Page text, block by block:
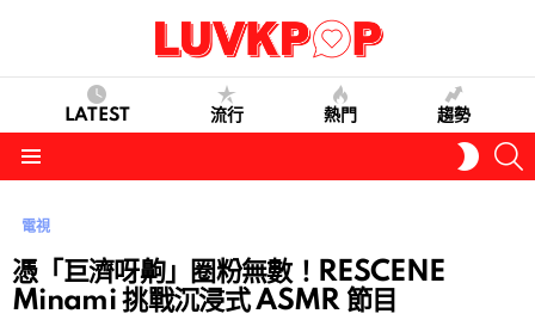
LATEST 流行 熱門 趨勢
SKIN
電視
憑「巨濟呀齁」圈粉無數！RESCENE
Minami 挑戰沉浸式 ASMR 節目